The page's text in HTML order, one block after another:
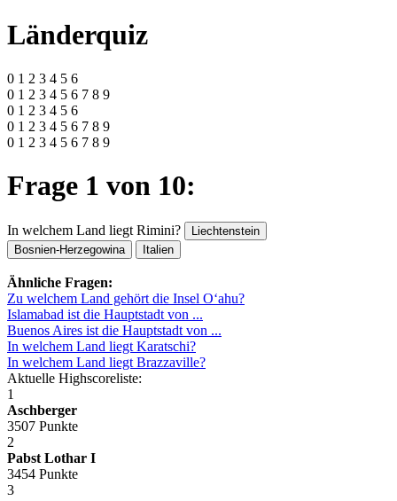
Länderquiz
0 1 2 3 4 5 6
0 1 2 3 4 5 6 7 8 9
0 1 2 3 4 5 6
0 1 2 3 4 5 6 7 8 9
0 1 2 3 4 5 6 7 8 9
Frage 1 von 10:
In welchem Land liegt Rimini?
Liechtenstein
Bosnien-Herzegowina
Italien
Ähnliche Fragen:
Zu welchem Land gehört die Insel Oʻahu?
Islamabad ist die Hauptstadt von ...
Buenos Aires ist die Hauptstadt von ...
In welchem Land liegt Karatschi?
In welchem Land liegt Brazzaville?
Aktuelle Highscoreliste:
1
Aschberger
3507 Punkte
2
Pabst Lothar I
3454 Punkte
3